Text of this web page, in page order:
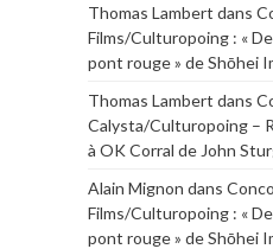
Thomas Lambert dans
Films/Culturopoing : «
pont rouge » de Shōhei
Thomas Lambert dans
Calysta/Culturopoing –
à OK Corral de John
Alain Mignon dans
Films/Culturopoing : «
pont rouge » de Shōhei